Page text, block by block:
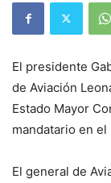
El presidente
de Aviación
Estado Mayor
mandatario en el
El general de